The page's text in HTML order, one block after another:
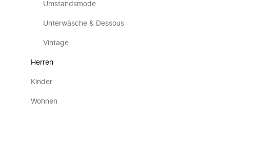
Umstandsmode
Unterwäsche & Dessous
Vintage
Herren
Kinder
Wohnen